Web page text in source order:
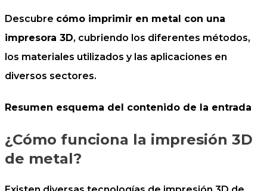
Descubre cómo imprimir en metal con una
impresora 3D, cubriendo los diferentes métodos,
los materiales utilizados y las aplicaciones en
diversos sectores.
Resumen esquema del contenido de la entrada
¿Cómo funciona la impresión 3D
de metal?